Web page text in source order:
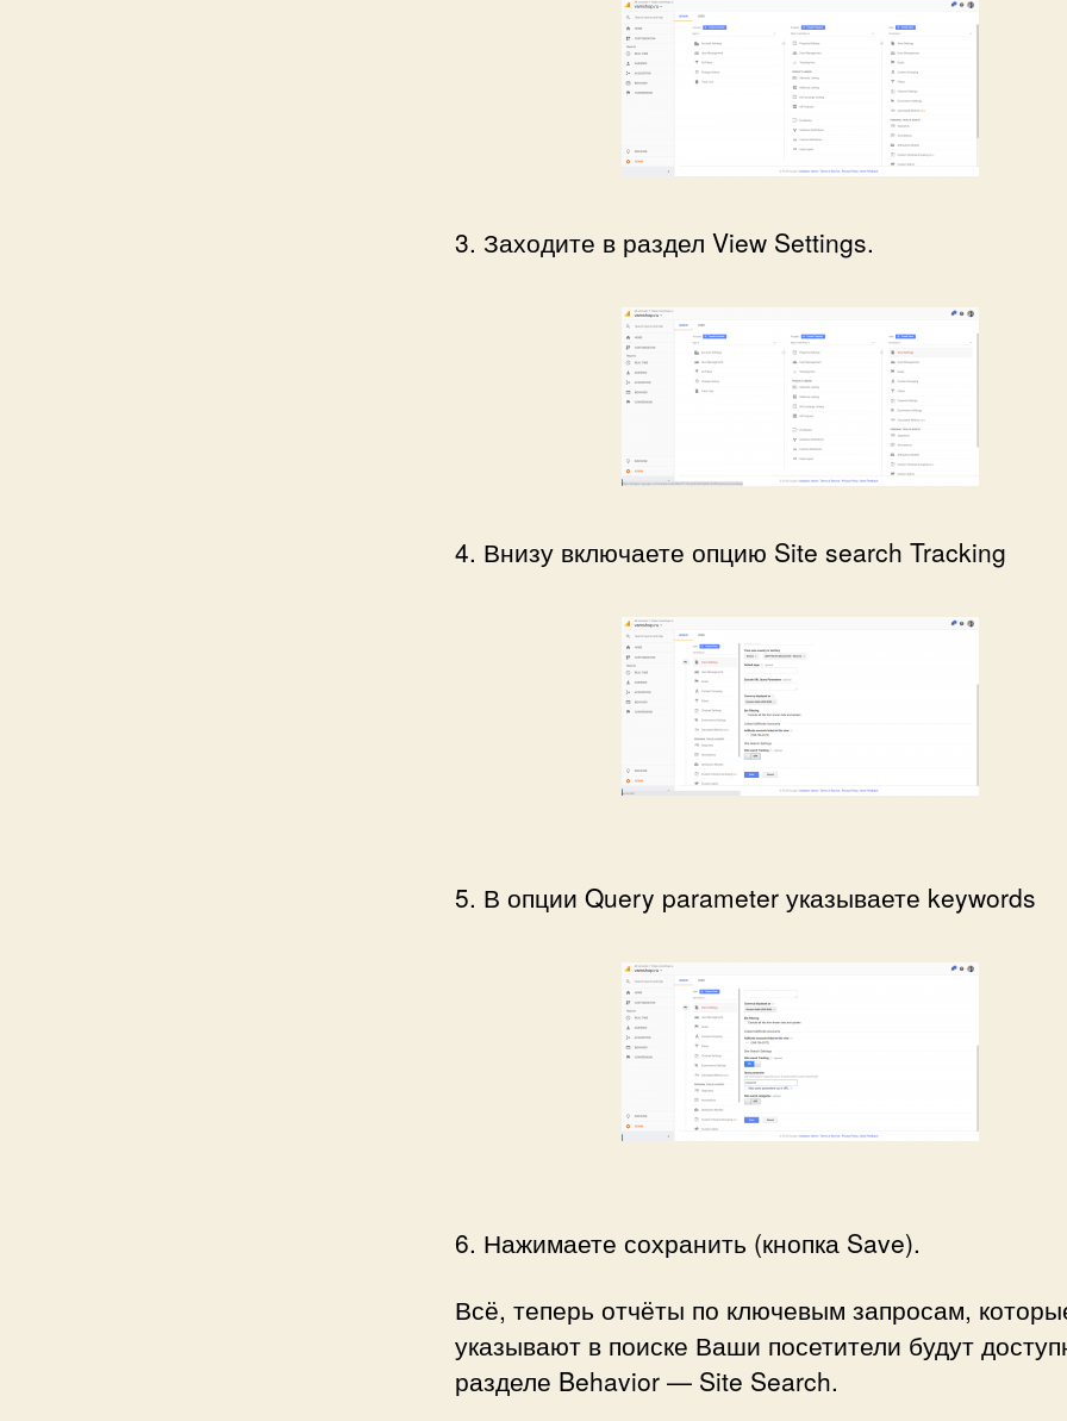
3. Заходите в раздел View Settings.
4. Внизу включаете опцию Site search Tracking
5. В опции Query parameter указываете keywords
6. Нажимаете сохранить (кнопка Save).
Всё, теперь отчёты по ключевым запросам,
указывают в поиске Ваши посетители будут
разделе Behavior — Site Search.